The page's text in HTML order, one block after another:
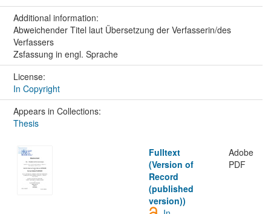
Additional information:
Abweichender Titel laut Übersetzung der Verfasserin/des
Verfassers
Zsfassung in engl. Sprache
License:
In Copyright
Appears in Collections:
Thesis
Fulltext
(Version of
Record
(published
version))
Adobe
PDF